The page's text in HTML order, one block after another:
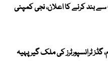
11 اگست سے بند کرنے کا اعلان، نجی کمپنی
ٹرانسپورٹرز کی ملک گیر پہیہ